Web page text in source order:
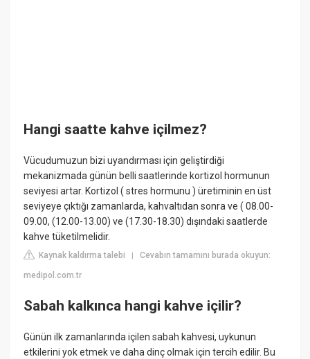
Hangi saatte kahve içilmez?
Vücudumuzun bizi uyandırması için geliştirdiği
mekanizmada günün belli saatlerinde kortizol hormunun
seviyesi artar. Kortizol ( stres hormunu ) üretiminin en üst
seviyeye çıktığı zamanlarda, kahvaltıdan sonra ve ( 08.00-
09.00, (12.00-13.00) ve (17.30-18.30) dışındaki saatlerde
kahve tüketilmelidir.
Kaynak kaldırma talebi |Cevabın tamamını burada okuyun:
medipol.com.tr
Sabah kalkınca hangi kahve içilir?
Günün ilk zamanlarında içilen sabah kahvesi, uykunun
etkilerini yok etmek ve daha dinç olmak için tercih edilir. Bu